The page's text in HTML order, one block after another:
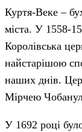
Куртя-Веке –
міста. У 1558-
Королівська
найстарішою
наших днів.
Мірчею
У 1692 році